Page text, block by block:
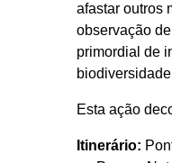
afastar outros
observação
primordial de
Esta ação
Itinerário: